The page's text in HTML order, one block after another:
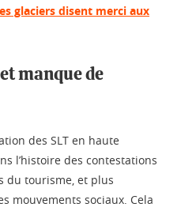
glaciers disent merci aux
manque de
des SLT en haute
l’histoire des contestations
du tourisme, et plus
mouvements sociaux. Cela